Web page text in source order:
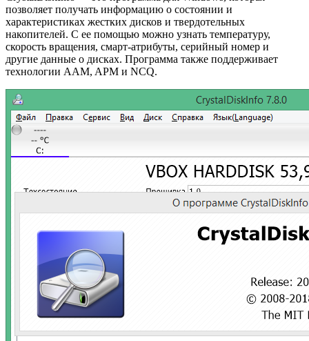
позволяет получать информацию о состоянии и
характеристиках жестких дисков и твердотельных
накопителей. С ее помощью можно узнать температуру,
скорость вращения, смарт-атрибуты, серийный номер и
другие данные о дисках. Программа также поддерживает
технологии AAM, APM и NCQ.